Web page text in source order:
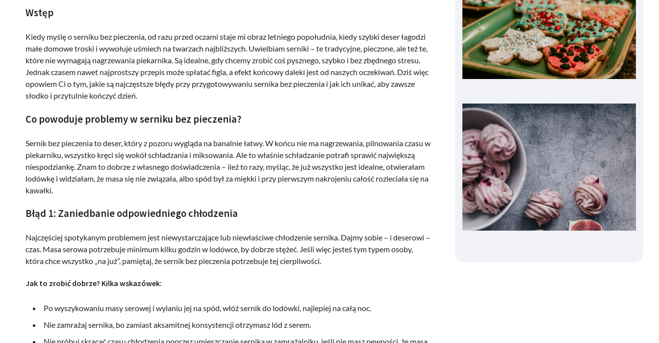
Wstęp
Kiedy myślę o serniku bez pieczenia, od razu przed oczami staje mi obraz letniego popołudnia, kiedy szybki deser łagodzi
małe domowe troski i wywołuje uśmiech na twarzach najbliższych. Uwielbiam serniki – te tradycyjne, pieczone, ale też te,
które nie wymagają nagrzewania piekarnika. Są idealne, gdy chcemy zrobić coś pysznego, szybko i bez zbędnego stresu.
Jednak czasem nawet najprostszy przepis może spłatać figla, a efekt końcowy daleki jest od naszych oczekiwań. Dziś więc
opowiem Ci o tym, jakie są najczęstsze błędy przy przygotowywaniu sernika bez pieczenia i jak ich unikać, aby zawsze
słodko i przytulnie kończyć dzień.
Co powoduje problemy w serniku bez pieczenia?
Sernik bez pieczenia to deser, który z pozoru wygląda na banalnie łatwy. W końcu nie ma nagrzewania, pilnowania czasu w
piekarniku, wszystko kręci się wokół schładzania i miksowania. Ale to właśnie schładzanie potrafi sprawić największą
niespodziankę. Znam to dobrze z własnego doświadczenia – ileż to razy, myśląc, że już wszystko jest idealne, otwierałam
lodówkę i widziałam, że masa się nie związała, albo spód był za miękki i przy pierwszym nakrojeniu całość rozleciała się na
kawałki.
Błąd 1: Zaniedbanie odpowiedniego chłodzenia
Najczęściej spotykanym problemem jest niewystarczające lub niewłaściwe chłodzenie sernika. Dajmy sobie – i deserowi –
czas. Masa serowa potrzebuje minimum kilku godzin w lodówce, by dobrze stężeć. Jeśli więc jesteś tym typem osoby,
która chce wszystko „na już”, pamiętaj, że sernik bez pieczenia potrzebuje tej cierpliwości.
Jak to zrobić dobrze? Kilka wskazówek:
Po wyszykowaniu masy serowej i wylaniu jej na spód, włóż sernik do lodówki, najlepiej na całą noc.
Nie zamrażaj sernika, bo zamiast aksamitnej konsystencji otrzymasz lód z serem.
Nie próbuj skracać czasu chłodzenia poprzez umieszczanie sernika w zamrażalniku, jeśli nie masz pewności, że masa